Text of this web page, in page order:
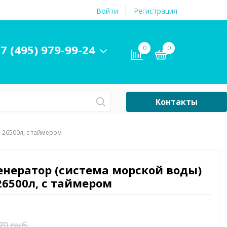
Войти Регистрация
(495) 979-99-24 0 0
принадлежности
Контакты
с таймером
(система морской воды)
с таймером